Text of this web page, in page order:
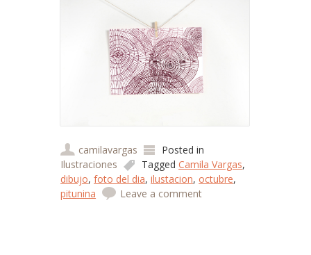
camilavargas
Posted in
Ilustraciones
TaggedCamila Vargas,
dibujo,foto del dia,ilustacion,octubre,
pitunina
Leave a comment